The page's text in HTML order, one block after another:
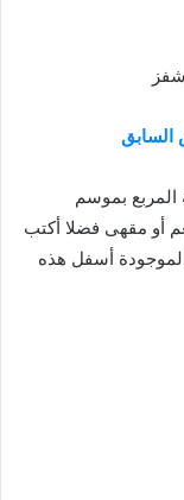
السابق
بموسم
أو مقهى فضلا أكتب
الموجودة أسفل هذه